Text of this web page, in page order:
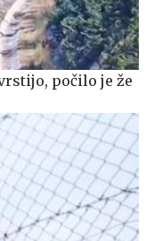
počilo je že